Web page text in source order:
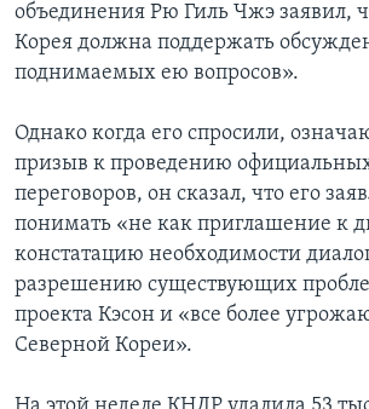
объединения Рю Гиль Чжэ заявил,
Корея должна поддержать
поднимаемых ею вопросов».
Однако когда его спросили,
призыв к проведению
переговоров, он сказал, что его
понимать «не как приглашение к
констатацию необходимости
разрешению существующих
проекта Кэсон и «все более
Северной Кореи».